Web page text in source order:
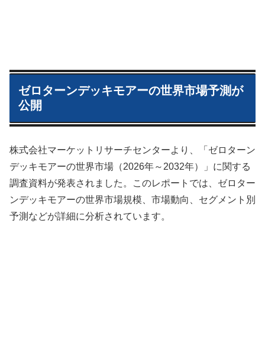
ゼロターンデッキモアーの世界市場予測が
公開
株式会社マーケットリサーチセンターより、「ゼロターン
デッキモアーの世界市場（2026年～2032年）」に関する
調査資料が発表されました。このレポートでは、ゼロター
ンデッキモアーの世界市場規模、市場動向、セグメント別
予測などが詳細に分析されています。